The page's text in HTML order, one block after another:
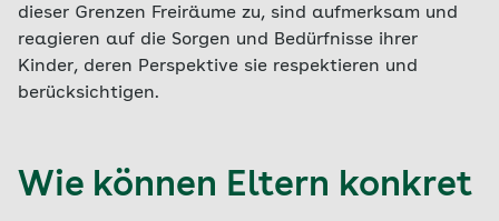
dieser Grenzen Freiräume zu, sind aufmerksam und
reagieren auf die Sorgen und Bedürfnisse ihrer
Kinder, deren Perspektive sie respektieren und
berücksichtigen.
Wie können Eltern konkret